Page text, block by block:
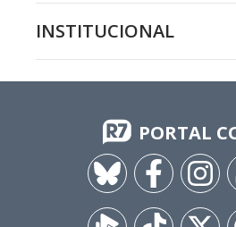
INSTITUCIONAL
PORTAL